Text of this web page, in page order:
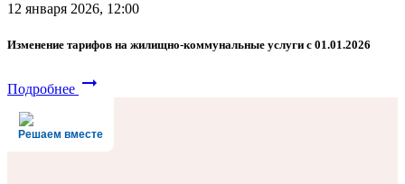
12 января 2026, 12:00
Изменение тарифов на жилищно-коммунальные услуги с 01.01.2026
Подробнее arrow_right_alt
Решаем вместе